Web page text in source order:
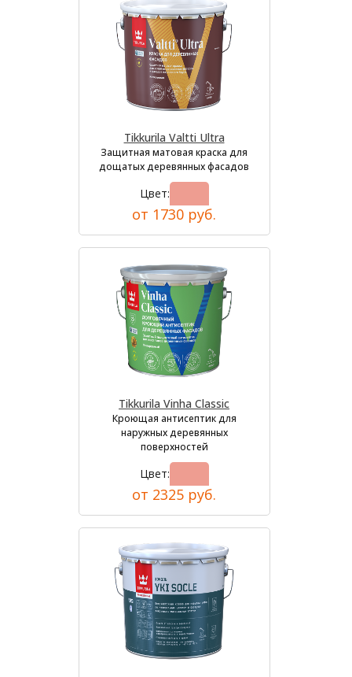
Tikkurila Valtti Ultra
Защитная матовая краска для
дощатых деревянных фасадов
Цвет:
от 1730 руб.
Tikkurila Vinha Classic
Кроющая антисептик для
наружных деревянных
поверхностей
Цвет:
от 2325 руб.